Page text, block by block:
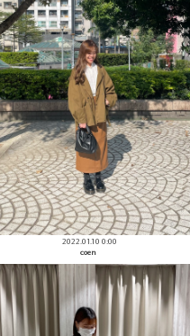
2022.01.10 0:00
coen